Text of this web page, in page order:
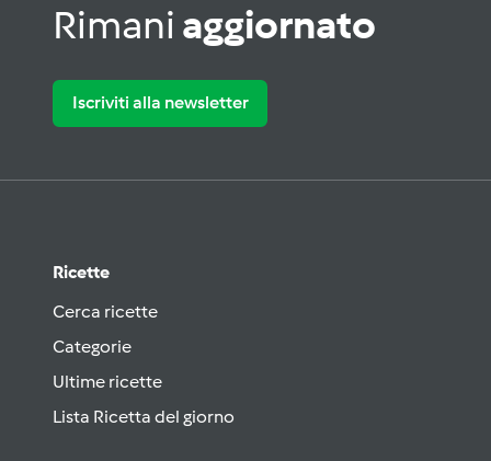
Rimani aggiornato
Iscriviti alla newsletter
Ricette
Cerca ricette
Categorie
Ultime ricette
Lista Ricetta del giorno